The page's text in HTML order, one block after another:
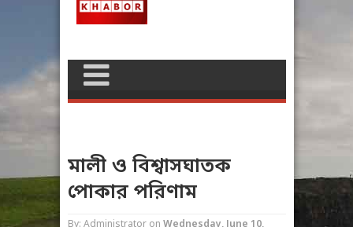
মালী ও বিশ্বাসঘাতক
পোকার পরিণাম